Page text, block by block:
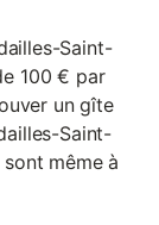
Saint-
100 € par
un gîte
Saint-
même à